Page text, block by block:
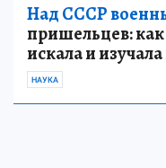
Над СССР
пришельцев: как
искала и
НАУКА